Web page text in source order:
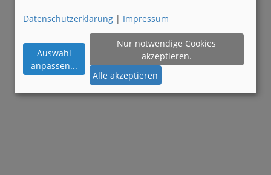
Datenschutzerklärung | Impressum
Auswahl
anpassen...
Nur notwendige Cookies
akzeptieren.
Alle akzeptieren